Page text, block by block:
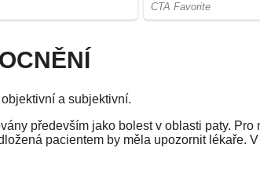
a subjektivní.
především jako bolest v oblasti paty.
pacientem by měla upozornit lékaře.